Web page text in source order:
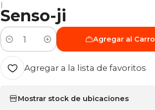
|
Senso-ji
Cantidad
Agregar al Carro
Agregar a la lista de favoritos
Mostrar stock de ubicaciones